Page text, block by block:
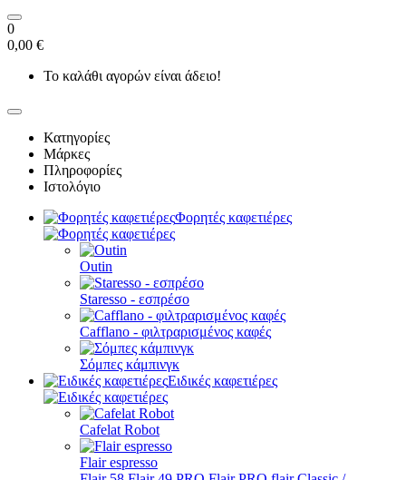
0
0,00 €
Το καλάθι αγορών είναι άδειο!
Κατηγορίες
Μάρκες
Πληροφορίες
Ιστολόγιο
Φορητές καφετιέρες
Outin
Staresso - εσπρέσο
Cafflano - φιλτραρισμένος καφές
Σόμπες κάμπινγκ
Ειδικές καφετιέρες
Cafelat Robot
Flair espresso